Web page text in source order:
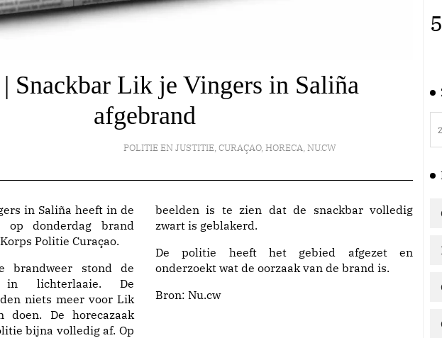
Snackbar Lik je Vingers in Saliña
afgebrand
POLITIE EN JUSTITIE, CURAÇAO, HORECA, NU.CW
in Saliña heeft in de
op donderdag brand
Politie Curaçao.
brandweer stond de
in lichterlaaie. De
niets meer voor Lik
De horecazaak
bijna volledig af. Op
beelden is te zien dat de snackbar volledig
zwart is geblakerd.
De politie heeft het gebied afgezet en
onderzoekt wat de oorzaak van de brand is.
Bron: Nu.cw